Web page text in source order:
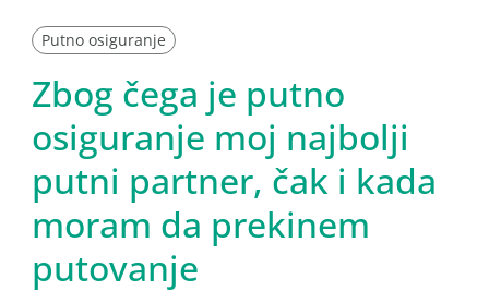
Putno osiguranje
Zbog čega je putno
osiguranje moj najbolji
putni partner, čak i kada
moram da prekinem
putovanje